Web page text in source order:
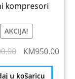
kompresori
AKCIJA!
Izvorna
cijena
bila
KM950.00
u košaricu